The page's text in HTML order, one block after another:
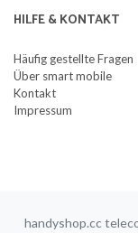
HILFE & KONTAKT
Häufig gestellte Fragen
Über smart mobile
Kontakt
Impressum
handyshop.cc